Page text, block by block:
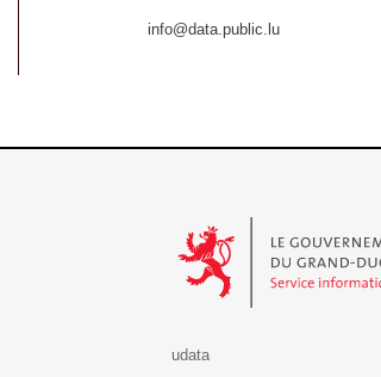
info@data.public.lu
udata